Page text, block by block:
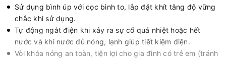
Sử dụng bình úp với cọc bình to, lắp đặt khít tăng độ vững
chắc khi sử dụng.
Tự động ngắt điện khi xảy ra sự cố quá nhiệt hoặc hết
nước và khi nước đủ nóng, lạnh giúp tiết kiệm điện.
Vòi khóa nóng an toàn, tiện lợi cho gia đình có trẻ em (tránh